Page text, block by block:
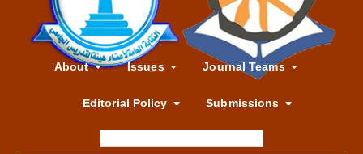
About Issues Journal Teams
Editorial Policy Submissions